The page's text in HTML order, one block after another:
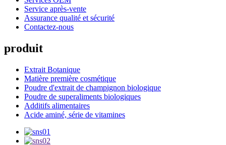
Service après-vente
Assurance qualité et sécurité
Contactez-nous
produit
Extrait Botanique
Matière première cosmétique
Poudre d'extrait de champignon biologique
Poudre de superaliments biologiques
Additifs alimentaires
Acide aminé, série de vitamines